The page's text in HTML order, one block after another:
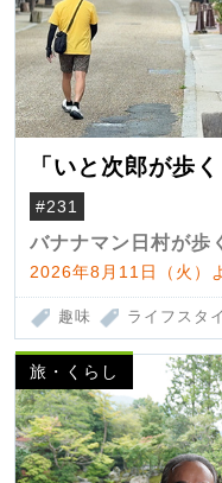
「いと次郎が歩
#231
バナナマン日村が歩
2026年8月11日（火）
趣味 ライフスタ
旅・くらし